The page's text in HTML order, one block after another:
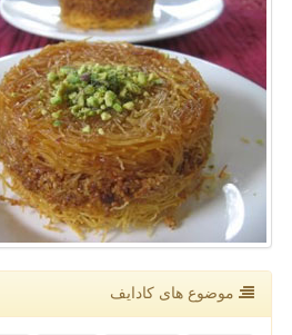
موضوع های كادایف